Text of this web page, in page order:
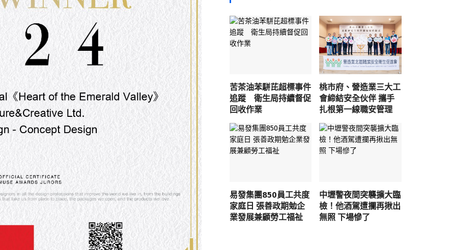
苦茶油苯駢芘超標事件
追蹤 衛生局持續督促
回收作業
桃市府、營造業三大工
會締結安全伙伴 攜手
扎根第一線職安管理
易發集團850員工共度
家庭日 張善政期勉企
業發展兼顧勞工福祉
中壢警夜間突襲擴大臨
檢！他酒駕遭攔再揪出
無照 下場慘了